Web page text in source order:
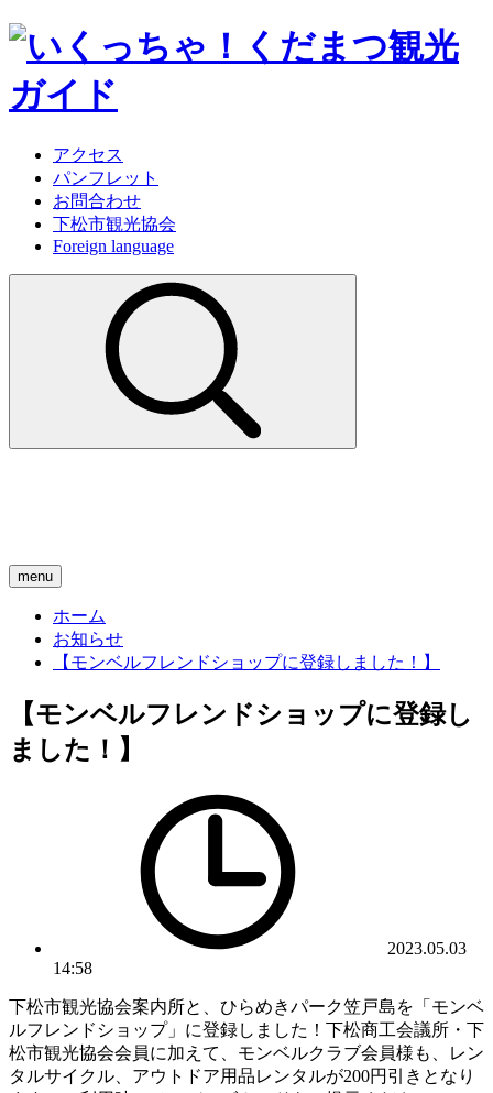
アクセス
パンフレット
お問合わせ
下松市観光協会
Foreign language
menu
ホーム
お知らせ
【モンベルフレンドショップに登録しました！】
【モンベルフレンドショップに登録し
ました！】
2023.05.03
14:58
下松市観光協会案内所と、ひらめきパーク笠戸島を「モンベ
ルフレンドショップ」に登録しました！下松商工会議所・下
松市観光協会会員に加えて、モンベルクラブ会員様も、レン
タルサイクル、アウトドア用品レンタルが200円引きとなり